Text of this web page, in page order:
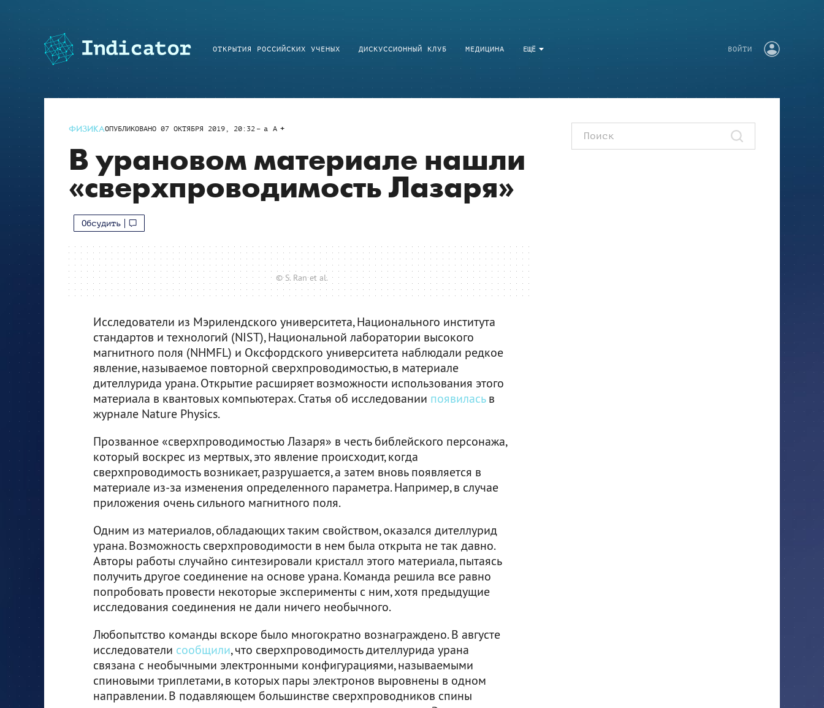
ЕЩЁ
ОТКРЫТИЯ РОССИЙСКИХ УЧЕНЫХ ДИСКУССИОННЫЙ КЛУБ МЕДИЦИНА ВОЙТИ
ФИЗИКАОПУБЛИКОВАНО 07 ОКТЯБРЯ 2019, 20:32 a A
В урановом материале нашли
«сверхпроводимость Лазаря»
Обсудить
© S. Ran et al.
Исследователи из Мэрилендского университета, Национального института
стандартов и технологий (NIST), Национальной лаборатории высокого
магнитного поля (NHMFL) и Оксфордского университета наблюдали редкое
явление, называемое повторной сверхпроводимостью, в материале
дителлурида урана. Открытие расширяет возможности использования этого
материала в квантовых компьютерах. Статья об исследовании появиласьв
журнале Nature Physics.
Прозванное «сверхпроводимостью Лазаря» в честь библейского персонажа,
который воскрес из мертвых, это явление происходит, когда
сверхпроводимость возникает, разрушается, а затем вновь появляется в
материале из-за изменения определенного параметра. Например, в случае
приложения очень сильного магнитного поля.
Одним из материалов, обладающих таким свойством, оказался дителлурид
урана. Возможность сверхпроводимости в нем была открыта не так давно.
Авторы работы случайно синтезировали кристалл этого материала, пытаясь
получить другое соединение на основе урана. Команда решила все равно
попробовать провести некоторые эксперименты с ним, хотя предыдущие
исследования соединения не дали ничего необычного.
Любопытство команды вскоре было многократно вознаграждено. В августе
исследователи сообщили, что сверхпроводимость дителлурида урана
связана с необычными электронными конфигурациями, называемыми
спиновыми триплетами, в которых пары электронов выровнены в одном
направлении. В подавляющем большинстве сверхпроводников спины